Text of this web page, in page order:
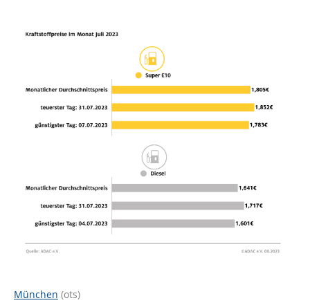
München (ots)